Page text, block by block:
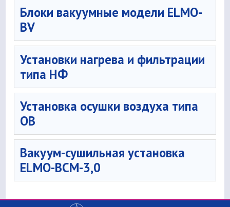
Блоки вакуумные модели ELMO-
BV
Установки нагрева и фильтрации
типа НФ
Установка осушки воздуха типа
ОВ
Вакуум-сушильная установка
ELMO-ВСМ-3,0